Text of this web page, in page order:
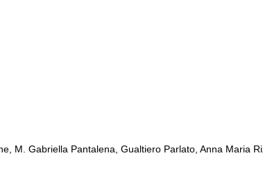
M. Gabriella Pantalena, Gualtiero Parlato, Anna Maria